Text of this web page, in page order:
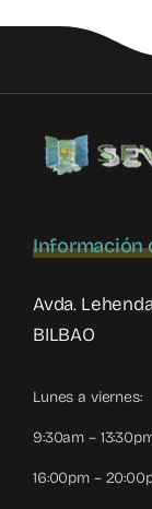
de
Información
Avda.
BILBAO
Lunes a viernes:
9:30am –
16:00pm –